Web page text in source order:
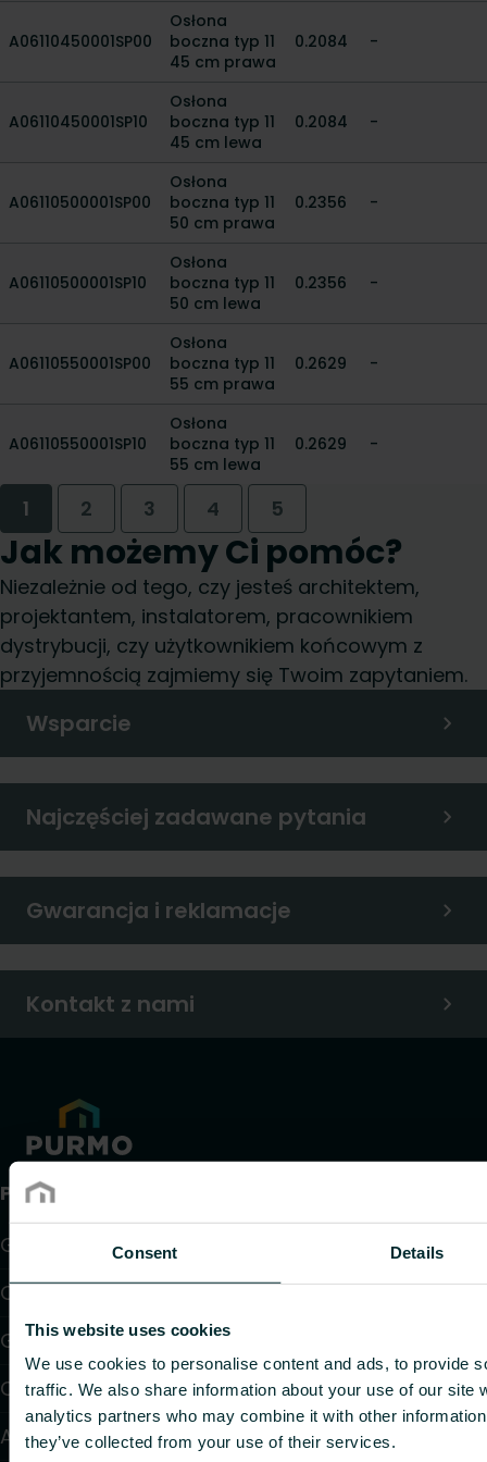
Consent Details
This website uses cookies
We use cookies to personalise content and ads, to provide
traffic. We also share information about your use of our site
analytics partners who may combine it with other
they’ve collected from your use of their services.
A06110450001SP00
Osłona
boczna typ 11
45 cm prawa
0.2084 -
A06110450001SP10
Osłona
boczna typ 11
45 cm lewa
0.2084 -
A06110500001SP00
Osłona
boczna typ 11
50 cm prawa
0.2356 -
A06110500001SP10
Osłona
boczna typ 11
50 cm lewa
0.2356 -
A06110550001SP00
Osłona
boczna typ 11
55 cm prawa
0.2629 -
A06110550001SP10
Osłona
boczna typ 11
55 cm lewa
0.2629 -
1 2 3 4 5
Jak możemy Ci pomóc?
Niezależnie od tego, czy jesteś architektem,
projektantem, instalatorem, pracownikiem
dystrybucji, czy użytkownikiem końcowym z
przyjemnością zajmiemy się Twoim zapytaniem.
Wsparcie
Najczęściej zadawane pytania
Gwarancja i reklamacje
Kontakt z nami
Produkty
Grzejniki
Ogrzewanie i chłodzenie podłogowe
Grzejniki konwektorowe i klimakonwektory
Ogrzewanie elektryczne
Automatyka